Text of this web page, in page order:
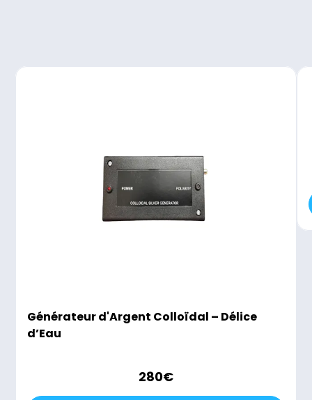
Générateur d'Argent Colloïdal – Délice
d’Eau
280€